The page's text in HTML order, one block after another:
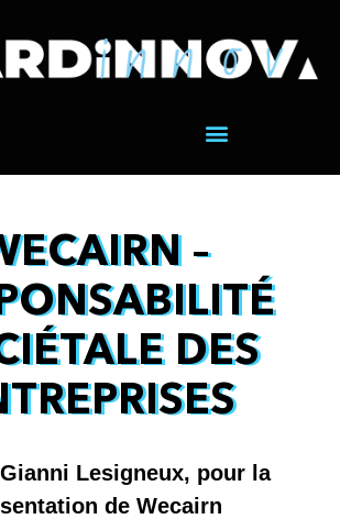
–
DES
Lesigneux, pour la
de Wecairn